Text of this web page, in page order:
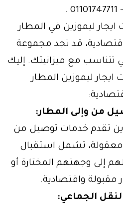
.
ليموزين في المطار
بأسعار اقتصادية، قد تجد مجموعة
تتناسب مع ميزانيتك. إليك
ليموزين المطار
تقدم خدمات توصيل من
معقولة، تشمل استقبال
إلى وجهتهم المختارة أو
واقتصادية.